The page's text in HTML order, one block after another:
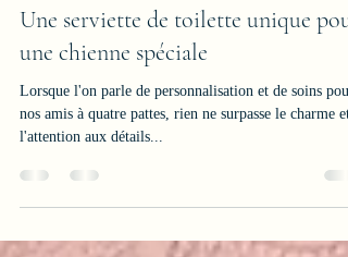
Lionel
1 min de lecture
Une serviette de toilette unique pour
une chienne spéciale
Lorsque l'on parle de personnalisation et de soins pour
nos amis à quatre pattes, rien ne surpasse le charme et